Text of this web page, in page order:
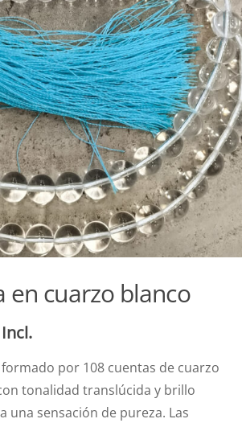
en cuarzo blanco
por 108 cuentas de cuarzo
tonalidad translúcida y brillo
una sensación de pureza. Las